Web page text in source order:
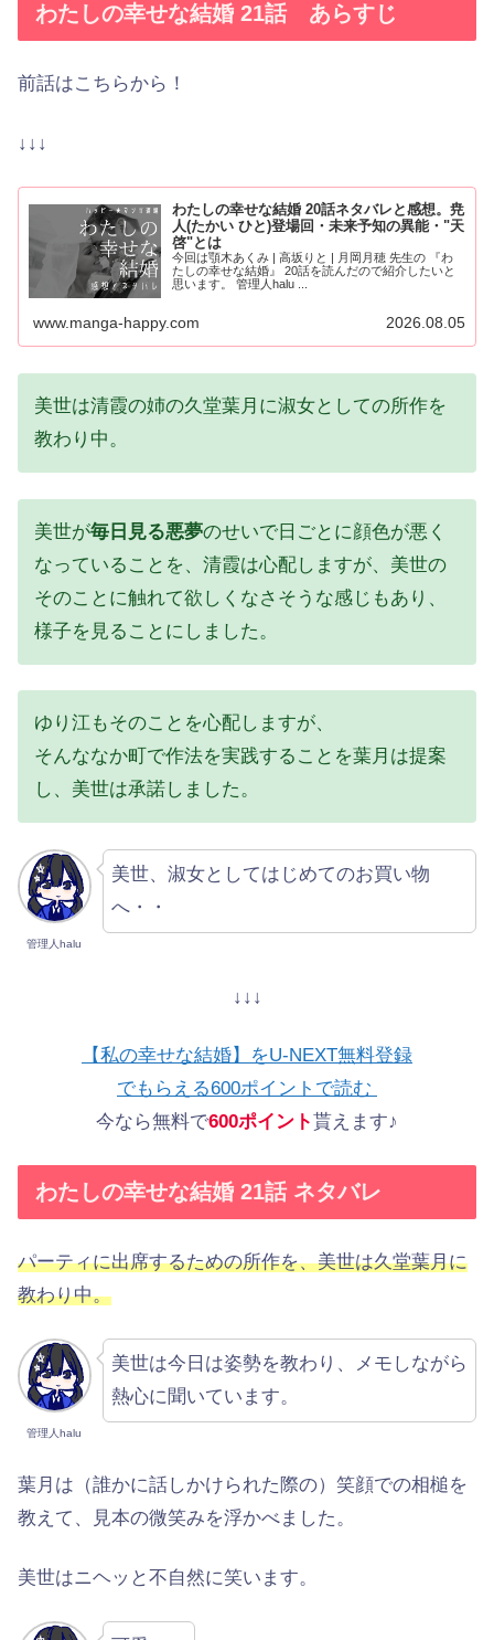
わたしの幸せな結婚 21話 あらすじ
前話はこちらから！
↓↓↓
わたしの幸せな結婚 20話ネタバレと感想。尭
人(たかい ひと)登場回・未来予知の異能・"天
啓"とは
今回は顎木あくみ | 高坂りと | 月岡月穂 先生の 『わ
たしの幸せな結婚』 20話を読んだので紹介したいと
思います。 管理人halu ...
www.manga-happy.com 2026.08.05
美世は清霞の姉の久堂葉月に淑女としての所作を
教わり中。
美世が毎日見る悪夢のせいで日ごとに顔色が悪く
なっていることを、清霞は心配しますが、美世の
そのことに触れて欲しくなさそうな感じもあり、
様子を見ることにしました。
ゆり江もそのことを心配しますが、
そんななか町で作法を実践することを葉月は提案
し、美世は承諾しました。
管理人halu
美世、淑女としてはじめてのお買い物
へ・・
↓↓↓
【私の幸せな結婚】をU-NEXT無料登録
でもらえる600ポイントで読む
今なら無料で600ポイント貰えます♪
わたしの幸せな結婚 21話 ネタバレ
パーティに出席するための所作を、美世は久堂葉月に
教わり中。
管理人halu
美世は今日は姿勢を教わり、メモしながら
熱心に聞いています。
葉月は（誰かに話しかけられた際の）笑顔での相槌を
教えて、見本の微笑みを浮かべました。
美世はニヘッと不自然に笑います。